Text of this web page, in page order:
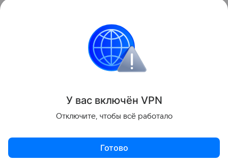
Поделиться
У вас включён VPN
Отключите, чтобы всё работало
Готово